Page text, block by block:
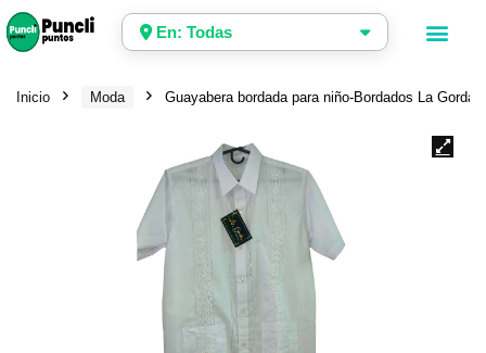
En: Todas
Inicio Moda Guayabera bordada para niño-Bordados La Gorda